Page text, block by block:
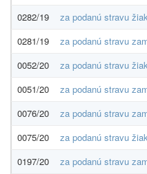
0282/19
za podanú stravu
0281/19
za podanú stravu
0052/20
za podanú stravu
0051/20
za podanú stravu
0076/20
za podanú stravu
0075/20
za podanú stravu
0197/20
za podanú stravu